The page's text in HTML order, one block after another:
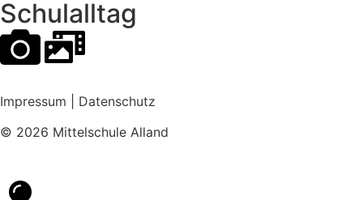
Schulalltag
Impressum
Datenschutz
© 2026 Mittelschule Alland